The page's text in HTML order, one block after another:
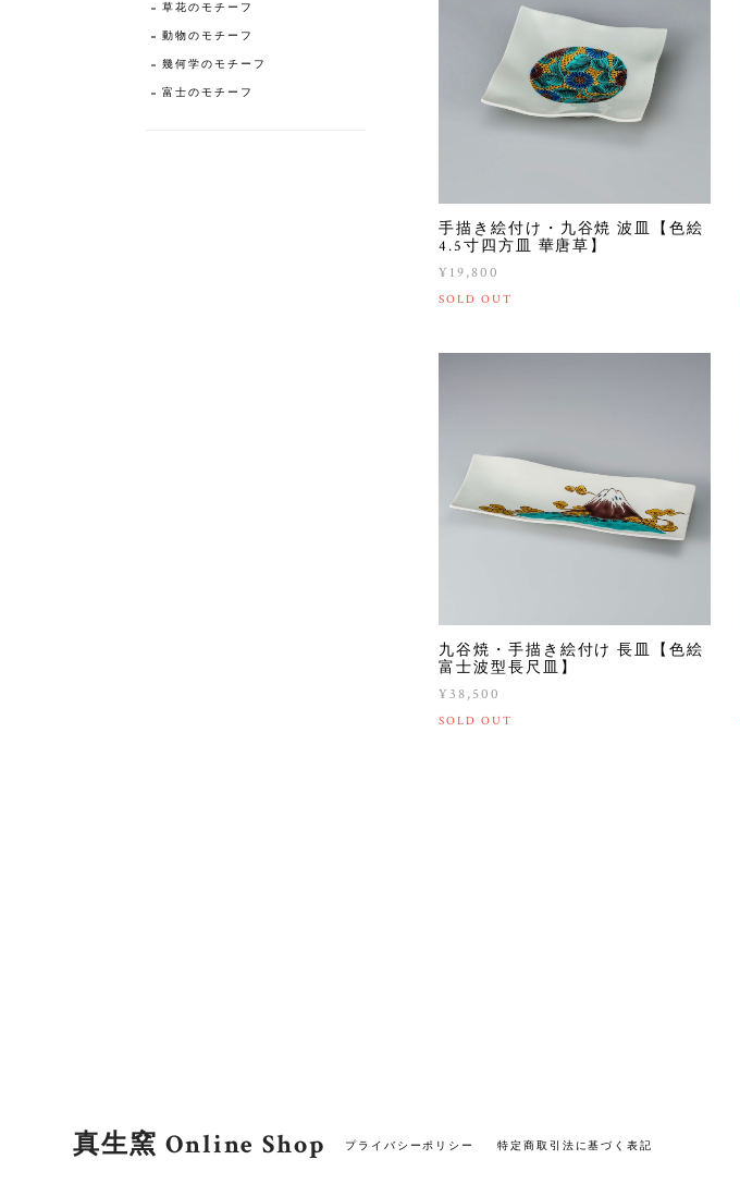
手描き絵付け・九谷焼 波皿【色絵
4.5寸四方皿 華唐草】
¥19,800
SOLD OUT
九谷焼・手描き絵付け 長皿【色絵
富士波型長尺皿】
¥38,500
SOLD OUT
草花のモチーフ
動物のモチーフ
幾何学のモチーフ
富士のモチーフ
真生窯 Online Shop プライバシーポリシー 特定商取引法に基づく表記